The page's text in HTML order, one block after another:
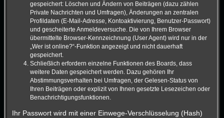
gespeichert: Löschen und Ändern von Beiträgen (dazu zählen
Private Nachrichten und Umfragen), Änderungen an zentralen
Profildaten (E-Mail-Adresse, Kontoaktivierung, Benutzer-Passwort)
und gescheiterte Anmeldeversuche. Die von Ihrem Browser
übermittelte Browser-Kennzeichnung (User Agent) wird nur in der
„Wer ist online?“-Funktion angezeigt und nicht dauerhaft
gespeichert.
Schließlich erfordern einzelne Funktionen des Boards, dass
weitere Daten gespeichert werden. Dazu gehören Ihr
Abstimmungsverhalten bei Umfragen, der Gelesen-Status von
Ihren Beiträgen oder explizit von Ihnen gesetzte Lesezeichen oder
Benachrichtigungsfunktionen.
Ihr Passwort wird mit einer Einwege-Verschlüsselung (Hash)